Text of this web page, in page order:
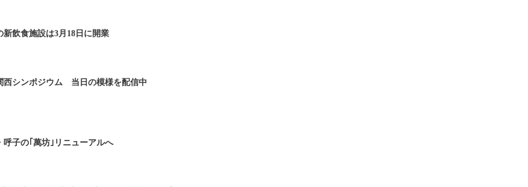
新飲食施設は3月18日に開業
西シンポジウム 当日の模様を配信中
呼子の｢萬坊｣リニューアルへ